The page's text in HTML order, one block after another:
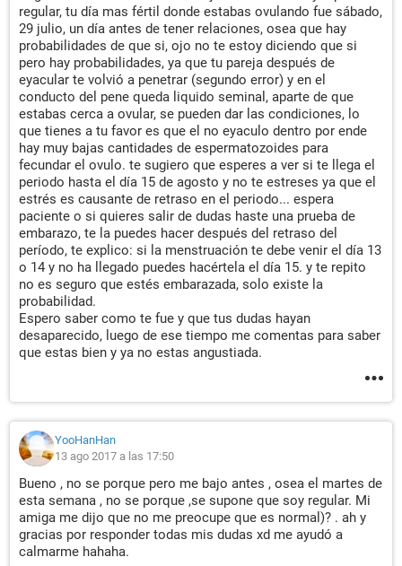
regular, tu día mas fértil donde estabas ovulando fue sábado,
29 julio, un día antes de tener relaciones, osea que hay
probabilidades de que si, ojo no te estoy diciendo que si
pero hay probabilidades, ya que tu pareja después de
eyacular te volvió a penetrar (segundo error) y en el
conducto del pene queda liquido seminal, aparte de que
estabas cerca a ovular, se pueden dar las condiciones, lo
que tienes a tu favor es que el no eyaculo dentro por ende
hay muy bajas cantidades de espermatozoides para
fecundar el ovulo. te sugiero que esperes a ver si te llega el
periodo hasta el día 15 de agosto y no te estreses ya que el
estrés es causante de retraso en el periodo... espera
paciente o si quieres salir de dudas haste una prueba de
embarazo, te la puedes hacer después del retraso del
período, te explico: si la menstruación te debe venir el día 13
o 14 y no ha llegado puedes hacértela el día 15. y te repito
no es seguro que estés embarazada, solo existe la
probabilidad.
Espero saber como te fue y que tus dudas hayan
desaparecido, luego de ese tiempo me comentas para saber
que estas bien y ya no estas angustiada.
YooHanHan
13 ago 2017 a las 17:50
Bueno , no se porque pero me bajo antes , osea el martes de
esta semana , no se porque ,se supone que soy regular. Mi
amiga me dijo que no me preocupe que es normal)? . ah y
gracias por responder todas mis dudas xd me ayudó a
calmarme hahaha.